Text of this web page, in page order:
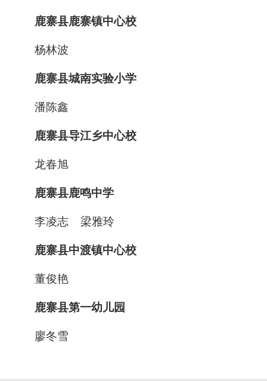
鹿寨县鹿寨镇中心校
杨林波
鹿寨县城南实验小学
潘陈鑫
鹿寨县导江乡中心校
龙春旭
鹿寨县鹿鸣中学
李凌志 梁雅玲
鹿寨县中渡镇中心校
董俊艳
鹿寨县第一幼儿园
廖冬雪